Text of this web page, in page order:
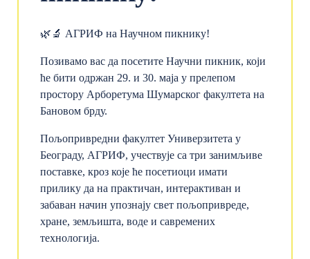
🌿🔬 АГРИФ на Научном пикнику!
Позивамо вас да посетите Научни пикник, који
ће бити одржан 29. и 30. маја у прелепом
простору Арборетума Шумарског факултета на
Бановом брду.
Пољопривредни факултет Универзитета у
Београду, АГРИФ, учествује са три занимљиве
поставке, кроз које ће посетиоци имати
прилику да на практичан, интерактиван и
забаван начин упознају свет пољопривреде,
хране, земљишта, воде и савремених
технологија.